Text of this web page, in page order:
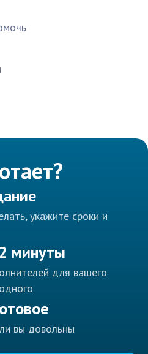
укажите сроки и
минуты
для вашего
вы довольны